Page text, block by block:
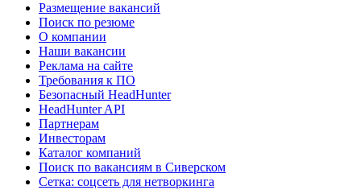
Размещение вакансий
Поиск по резюме
О компании
Наши вакансии
Реклама на сайте
Требования к ПО
Безопасный HeadHunter
HeadHunter API
Партнерам
Инвесторам
Каталог компаний
Поиск по вакансиям в Сиверском
Сетка: соцсеть для нетворкинга